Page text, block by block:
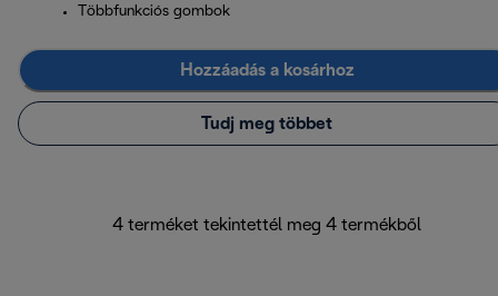
Többfunkciós gombok
Hozzáadás a kosárhoz
Tudj meg többet
4 terméket tekintettél meg 4 termékből